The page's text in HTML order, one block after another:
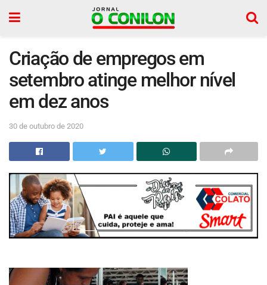
Criação de empregos em
setembro atinge melhor nível
em dez anos
30 de outubro de 2020